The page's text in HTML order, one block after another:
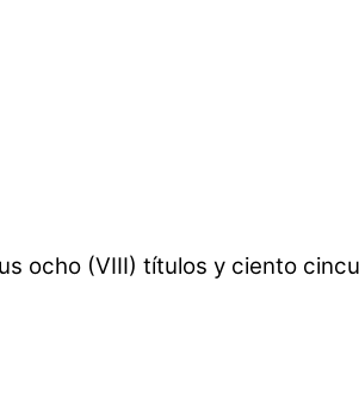
ocho (VIII) títulos y ciento